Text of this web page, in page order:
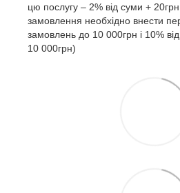
цю послугу – 2% від суми +
замовлення необхідно внести
замовлень до 10 000грн і 10%
10 000грн)